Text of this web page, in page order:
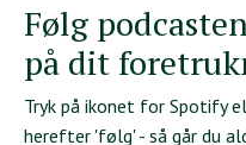
Følg
på dit
Tryk på ikonet for Spotify
herefter 'følg' - så går du